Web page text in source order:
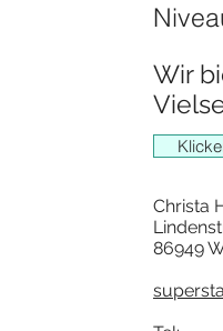
Wir
Christa
86949